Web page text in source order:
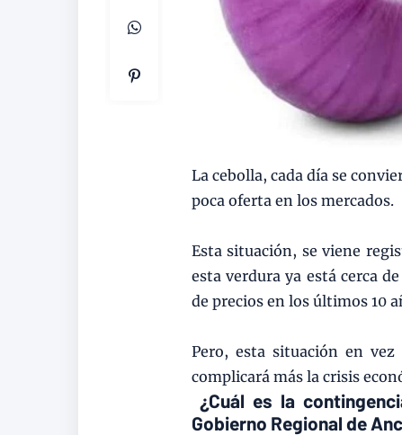
La cebolla, cada día se
poca oferta en los mercados.
Esta situación, se viene
esta verdura ya está cerca
de precios en los últimos 10
Pero, esta situación en
complicará más la crisis
¿Cuál es la
Gobierno Regional de